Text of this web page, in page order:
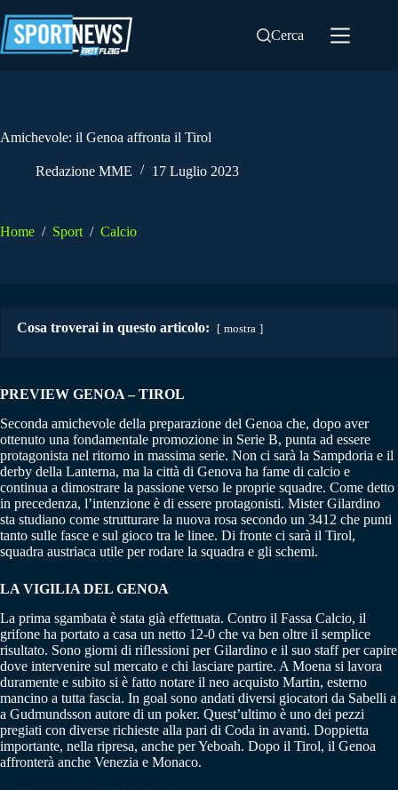
al
contenuto
Cerca
Amichevole: il Genoa affronta il Tirol
Redazione MME 17 Luglio 2023
Home / Sport / Calcio
Cosa troverai in questo articolo: mostra
PREVIEW GENOA – TIROL
Seconda amichevole della preparazione del Genoa che, dopo aver
ottenuto una fondamentale promozione in Serie B, punta ad essere
protagonista nel ritorno in massima serie. Non ci sarà la Sampdoria e il
derby della Lanterna, ma la città di Genova ha fame di calcio e
continua a dimostrare la passione verso le proprie squadre. Come detto
in precedenza, l’intenzione è di essere protagonisti. Mister Gilardino
sta studiano come strutturare la nuova rosa secondo un 3412 che punti
tanto sulle fasce e sul gioco tra le linee. Di fronte ci sarà il Tirol,
squadra austriaca utile per rodare la squadra e gli schemi.
LA VIGILIA DEL GENOA
La prima sgambata è stata già effettuata. Contro il Fassa Calcio, il
grifone ha portato a casa un netto 12-0 che va ben oltre il semplice
risultato. Sono giorni di riflessioni per Gilardino e il suo staff per capire
dove intervenire sul mercato e chi lasciare partire. A Moena si lavora
duramente e subito si è fatto notare il neo acquisto Martin, esterno
mancino a tutta fascia. In goal sono andati diversi giocatori da Sabelli a
a Gudmundsson autore di un poker. Quest’ultimo è uno dei pezzi
pregiati con diverse richieste alla pari di Coda in avanti. Doppietta
importante, nella ripresa, anche per Yeboah. Dopo il Tirol, il Genoa
affronterà anche Venezia e Monaco.